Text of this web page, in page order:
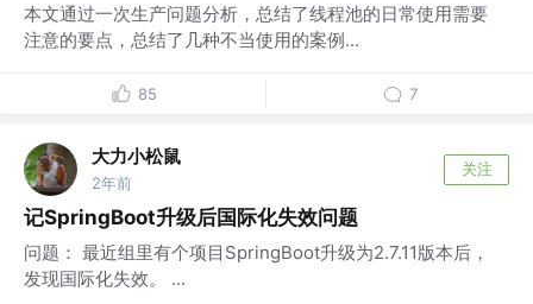
本文通过一次生产问题分析，总结了线程池的日常使用需要
注意的要点，总结了几种不当使用的案例...
85 7
大力小松鼠
2年前
关注
记SpringBoot升级后国际化失效问题
问题： 最近组里有个项目SpringBoot升级为2.7.11版本后，
发现国际化失效。 ...